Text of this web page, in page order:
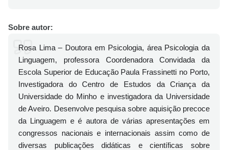
Sobre autor:
Rosa Lima – Doutora em Psicologia, área Psicologia da
Linguagem, professora Coordenadora Convidada da
Escola Superior de Educação Paula Frassinetti no Porto,
Investigadora do Centro de Estudos da Criança da
Universidade do Minho e investigadora da Universidade
de Aveiro. Desenvolve pesquisa sobre aquisição precoce
da Linguagem e é autora de várias apresentações em
congressos nacionais e internacionais assim como de
diversas publicações didáticas e científicas sobre